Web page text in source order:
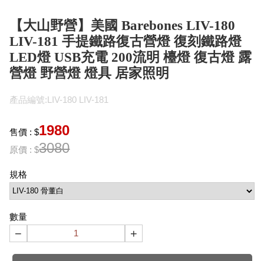
【大山野營】美國 Barebones LIV-180
LIV-181 手提鐵路復古營燈 復刻鐵路燈
LED燈 USB充電 200流明 檯燈 復古燈 露
營燈 野營燈 燈具 居家照明
產品編號:LIV-180 LIV-181
售價 : $1980
原價 : $3080
規格
數量
− +